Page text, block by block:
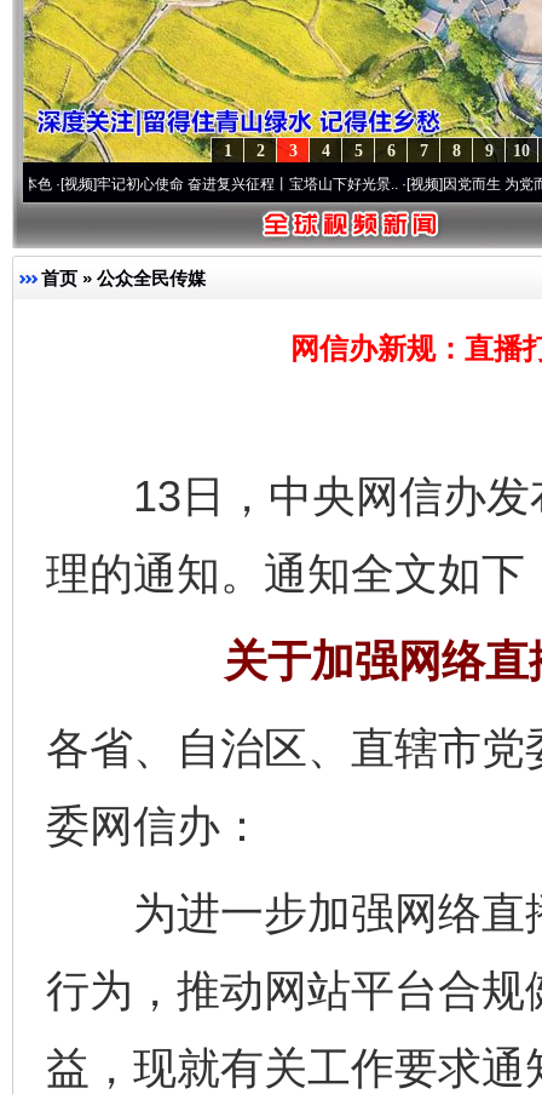
10
9
8
7
6
5
4
3
2
1
牢记初心使命 奋进复兴征程丨宝塔山下好光景..·[视频]因党而生 为党而战——百
首页 » 公众全民传媒
网信办新规：直播
13日，中央网信办发
理的通知。通知全文如下
关于加强网络
各省、自治区、直辖市
委网信办：
为进一步加强网络直
行为，推动网站平台合
益，现就有关工作要求通